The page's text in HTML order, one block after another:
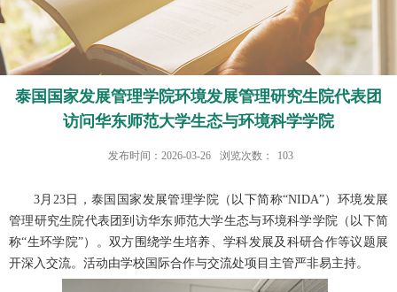
泰国国家发展管理学院环境发展管理研究生院代表团
访问华东师范大学生态与环境科学学院
发布时间：2026-03-26 浏览次数： 103
3月23日，泰国国家发展管理学院（以下简称“NIDA”）环境发展
管理研究生院代表团到访华东师范大学生态与环境科学学院（以下简
称“生环学院”）。双方围绕学生培养、学科发展及科研合作等议题展
开深入交流。活动由学校国际合作与交流处项目主管严非易主持。